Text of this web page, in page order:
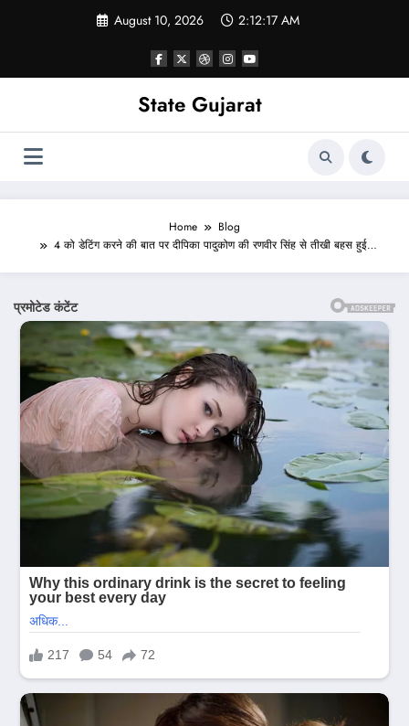
August 10, 2026 2:12:19 AM
State Gujarat
Home
Blog
4 को डेटिंग करने की बात पर दीपिका पादुकोण की रणवीर सिंह से तीखी बहस हुई…